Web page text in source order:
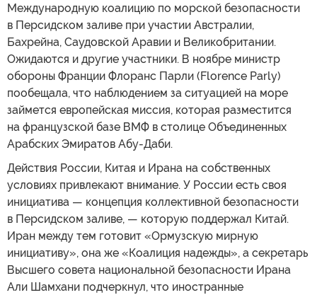
Международную коалицию по морской безопасности
в Персидском заливе при участии Австралии,
Бахрейна, Саудовской Аравии и Великобритании.
Ожидаются и другие участники. В ноябре министр
обороны Франции Флоранс Парли (Florence Parly)
пообещала, что наблюдением за ситуацией на море
займется европейская миссия, которая разместится
на французской базе ВМФ в столице Объединенных
Арабских Эмиратов Абу-Даби.
Действия России, Китая и Ирана на собственных
условиях привлекают внимание. У России есть своя
инициатива — концепция коллективной безопасности
в Персидском заливе, — которую поддержал Китай.
Иран между тем готовит «Ормузскую мирную
инициативу», она же «Коалиция надежды», а секретарь
Высшего совета национальной безопасности Ирана
Али Шамхани подчеркнул, что иностранные